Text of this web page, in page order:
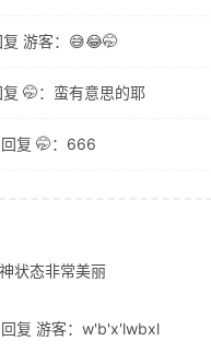
复 游客：😅😂🤭
复 🤭：蛮有意思的耶
回复 🤭：666
状态非常美丽
回复 游客：w'b'x'lwbxl